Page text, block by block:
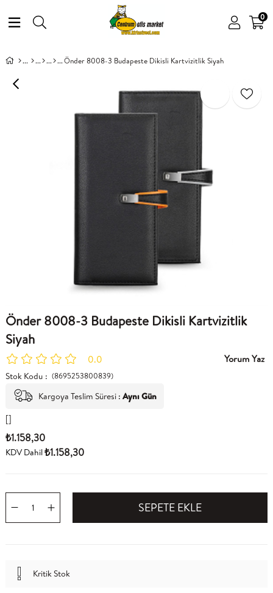
0
Önder 8008-3 Budapeste Dikisli Kartvizitlik Siyah
Önder 8008-3 Budapeste Dikisli Kartvizitlik
Siyah
0.0 Yorum Yaz
Stok Kodu (8695253800839)
Kargoya Teslim Süresi : Aynı Gün
[]
₺1.158,30
KDV Dahil₺1.158,30
Kritik Stok